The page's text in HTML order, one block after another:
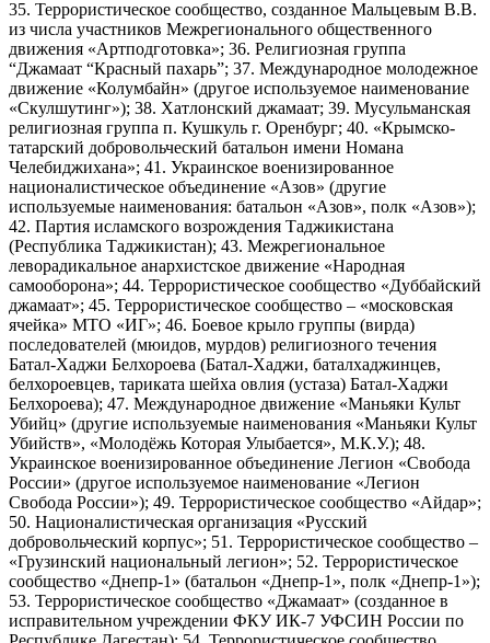
35. Террористическое сообщество, созданное Мальцевым В.В.
из числа участников Межрегионального общественного
движения «Артподготовка»; 36. Религиозная группа
“Джамаат “Красный пахарь”; 37. Международное молодежное
движение «Колумбайн» (другое используемое наименование
«Скулшутинг»); 38. Хатлонский джамаат; 39. Мусульманская
религиозная группа п. Кушкуль г. Оренбург; 40. «Крымско-
татарский добровольческий батальон имени Номана
Челебиджихана»; 41. Украинское военизированное
националистическое объединение «Азов» (другие
используемые наименования: батальон «Азов», полк «Азов»);
42. Партия исламского возрождения Таджикистана
(Республика Таджикистан); 43. Межрегиональное
леворадикальное анархистское движение «Народная
самооборона»; 44. Террористическое сообщество «Дуббайский
джамаат»; 45. Террористическое сообщество – «московская
ячейка» МТО «ИГ»; 46. Боевое крыло группы (вирда)
последователей (мюидов, мурдов) религиозного течения
Батал-Хаджи Белхороева (Батал-Хаджи, баталхаджинцев,
белхороевцев, тариката шейха овлия (устаза) Батал-Хаджи
Белхороева); 47. Международное движение «Маньяки Культ
Убийц» (другие используемые наименования «Маньяки Культ
Убийств», «Молодёжь Которая Улыбается», М.К.У.); 48.
Украинское военизированное объединение Легион «Свобода
России» (другое используемое наименование «Легион
Свобода России»); 49. Террористическое сообщество «Айдар»;
50. Националистическая организация «Русский
добровольческий корпус»; 51. Террористическое сообщество –
«Грузинский национальный легион»; 52. Террористическое
сообщество «Днепр-1» (батальон «Днепр-1», полк «Днепр-1»);
53. Террористическое сообщество «Джамаат» (созданное в
исправительном учреждении ФКУ ИК-7 УФСИН России по